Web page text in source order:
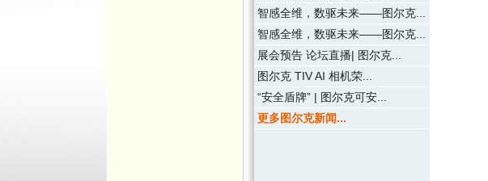
智感全维，数驱未来——图尔克...
智感全维，数驱未来——图尔克...
展会预告 论坛直播| 图尔克...
图尔克 TIV AI 相机荣...
“安全盾牌” | 图尔克可安...
更多图尔克新闻...